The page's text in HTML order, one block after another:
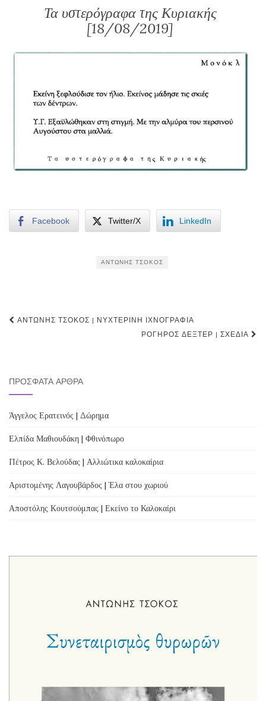
Τα υστερόγραφα της Κυριακής
[18/08/2019]
Facebook Twitter/X LinkedIn
ΑΝΤΏΝΗΣ ΤΣΌΚΟΣ
Post
ΑΝΤΏΝΗΣ ΤΣΌΚΟΣ | ΝΥΧΤΕΡΙΝΉ ΙΧΝΟΓΡΑΦΊΑ
ΡΟΓΉΡΟΣ ΔΈΞΤΕΡ | ΣΧΕΔΊΑ
ΠΡΌΣΦΑΤΑ ΆΡΘΡΑ
Άγγελος Ερατεινός | Δώρημα
Ελπίδα Μαθιουδάκη | Φθινόπωρο
Πέτρος Κ. Βελούδας | Αλλιώτικα καλοκαίρια
Αριστομένης Λαγουβάρδος | Έλα στου χωριού
Αποστόλης Κουτσούμπας | Εκείνο το Καλοκαίρι